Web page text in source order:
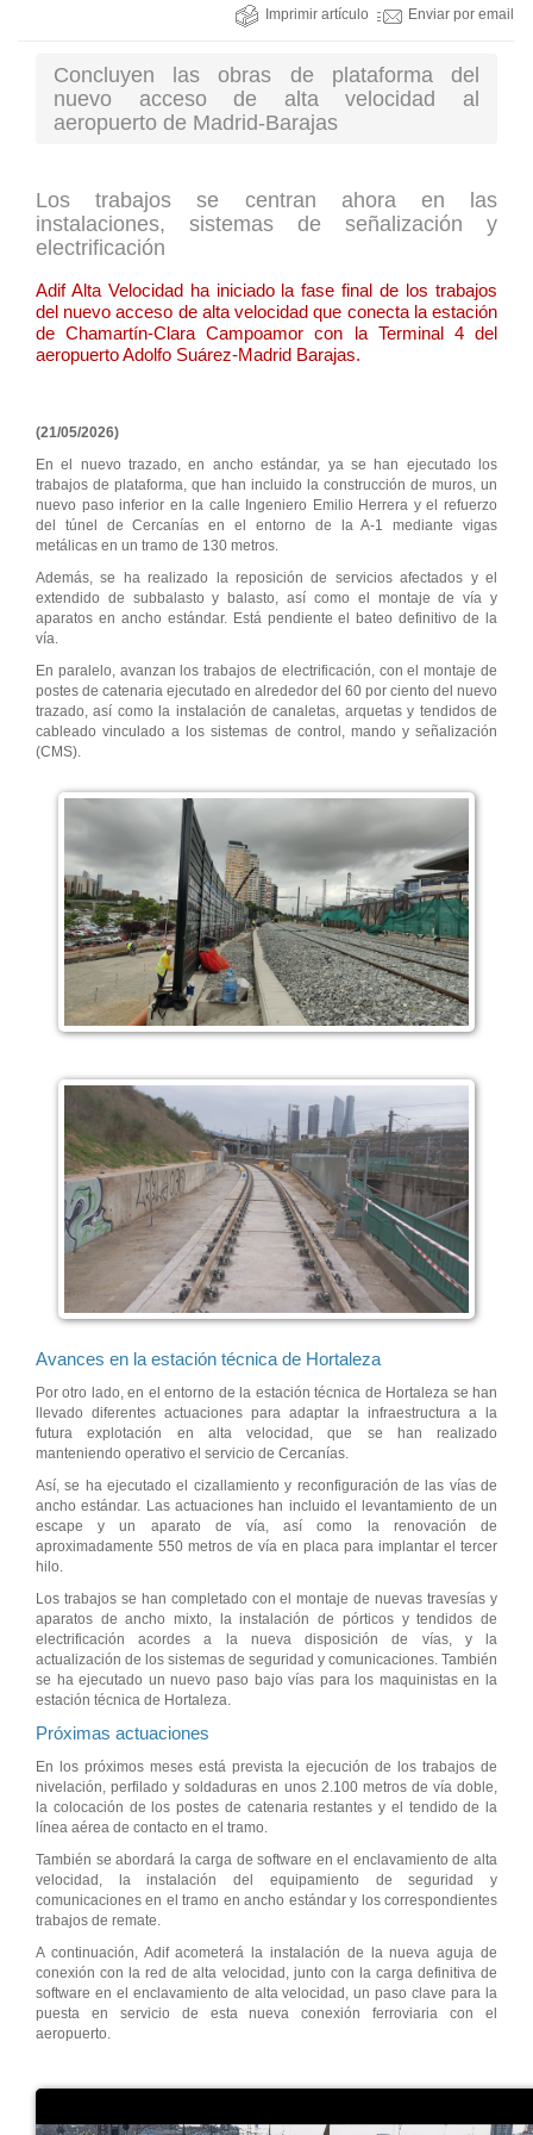
Imprimir artículo Enviar por email
Concluyen las obras de plataforma del
nuevo acceso de alta velocidad al
aeropuerto de Madrid-Barajas
Los trabajos se centran ahora en las
instalaciones, sistemas de señalización y
electrificación
Adif Alta Velocidad ha iniciado la fase final de los trabajos
del nuevo acceso de alta velocidad que conecta la estación
de Chamartín-Clara Campoamor con la Terminal 4 del
aeropuerto Adolfo Suárez-Madrid Barajas.
(21/05/2026)
En el nuevo trazado, en ancho estándar, ya se han ejecutado los
trabajos de plataforma, que han incluido la construcción de muros, un
nuevo paso inferior en la calle Ingeniero Emilio Herrera y el refuerzo
del túnel de Cercanías en el entorno de la A-1 mediante vigas
metálicas en un tramo de 130 metros.
Además, se ha realizado la reposición de servicios afectados y el
extendido de subbalasto y balasto, así como el montaje de vía y
aparatos en ancho estándar. Está pendiente el bateo definitivo de la
vía.
En paralelo, avanzan los trabajos de electrificación, con el montaje de
postes de catenaria ejecutado en alrededor del 60 por ciento del nuevo
trazado, así como la instalación de canaletas, arquetas y tendidos de
cableado vinculado a los sistemas de control, mando y señalización
(CMS).
Avances en la estación técnica de Hortaleza
Por otro lado, en el entorno de la estación técnica de Hortaleza se han
llevado diferentes actuaciones para adaptar la infraestructura a la
futura explotación en alta velocidad, que se han realizado
manteniendo operativo el servicio de Cercanías.
Así, se ha ejecutado el cizallamiento y reconfiguración de las vías de
ancho estándar. Las actuaciones han incluido el levantamiento de un
escape y un aparato de vía, así como la renovación de
aproximadamente 550 metros de vía en placa para implantar el tercer
hilo.
Los trabajos se han completado con el montaje de nuevas travesías y
aparatos de ancho mixto, la instalación de pórticos y tendidos de
electrificación acordes a la nueva disposición de vías, y la
actualización de los sistemas de seguridad y comunicaciones. También
se ha ejecutado un nuevo paso bajo vías para los maquinistas en la
estación técnica de Hortaleza.
Próximas actuaciones
En los próximos meses está prevista la ejecución de los trabajos de
nivelación, perfilado y soldaduras en unos 2.100 metros de vía doble,
la colocación de los postes de catenaria restantes y el tendido de la
línea aérea de contacto en el tramo.
También se abordará la carga de software en el enclavamiento de alta
velocidad, la instalación del equipamiento de seguridad y
comunicaciones en el tramo en ancho estándar y los correspondientes
trabajos de remate.
A continuación, Adif acometerá la instalación de la nueva aguja de
conexión con la red de alta velocidad, junto con la carga definitiva de
software en el enclavamiento de alta velocidad, un paso clave para la
puesta en servicio de esta nueva conexión ferroviaria con el
aeropuerto.